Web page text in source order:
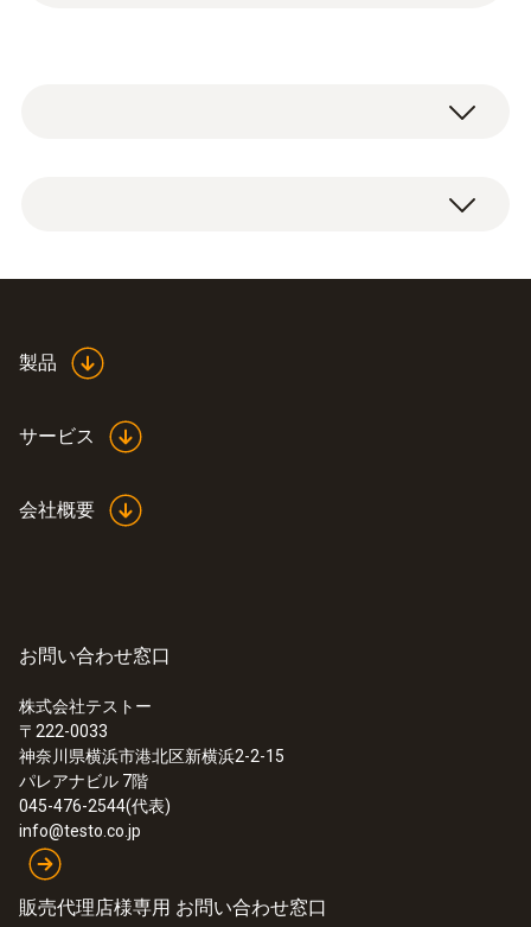
品質関連の分野で測定機器を使用する場合、
ほとんどの場合、さまざまな規格の要件を満
たし、国内の規格にトレーサブルなISO校正
で十分です。
が次のポイントで校正されていることを証明
は、校正ポイントを自由に選択できる ISO校
正証明書（0520 0154）をご注文ください。
ISO 校正証明書 ( 風量）： 5点校正：300, 600,
製品
サービス
会社概要
お問い合わせ窓口
株式会社テストー
〒222-0033
神奈川県横浜市港北区新横浜2-2-15
パレアナビル 7階
045-476-2544(代表)
info@testo.co.jp
販売代理店様専用 お問い合わせ窓口